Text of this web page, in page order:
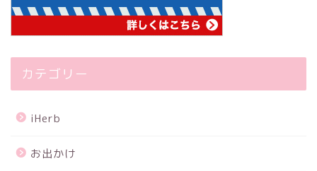
カテゴリー
iHerb
お出かけ